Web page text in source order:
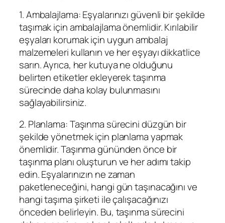
1. Ambalajlama: Eşyalarınızı güvenli bir şekilde
taşımak için ambalajlama önemlidir. Kırılabilir
eşyaları korumak için uygun ambalaj
malzemeleri kullanın ve her eşyayı dikkatlice
sarın. Ayrıca, her kutuya ne olduğunu
belirten etiketler ekleyerek taşınma
sürecinde daha kolay bulunmasını
sağlayabilirsiniz.
2. Planlama: Taşınma sürecini düzgün bir
şekilde yönetmek için planlama yapmak
önemlidir. Taşınma gününden önce bir
taşınma planı oluşturun ve her adımı takip
edin. Eşyalarınızın ne zaman
paketleneceğini, hangi gün taşınacağını ve
hangi taşıma şirketi ile çalışacağınızı
önceden belirleyin. Bu, taşınma sürecini